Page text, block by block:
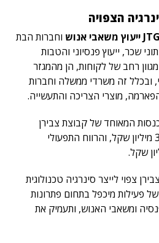
הצפויה
JTG ייעוץ משאבי אנוש
וחברות הבת
שכר, ייעוץ פנסיוני והטבות
רחב של לקוחות, הן מהמגזר
ובכלל זה משרדי ממשלה וחברות
מוצרי הצריכה והתעשייה.
המאוחד של קבוצת צבירן
הסתכם בשנת 2024 בכ-30 מיליון שקל, והרווח התפעולי
צפוי לייצר סינרגיה טכנולוגית
פעילות מיכפל בתחום פתרונות
ומשאבי האנוש, ותעמיק את